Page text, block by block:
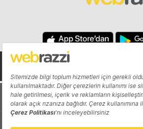
Hakkında
Katkıda Bulun